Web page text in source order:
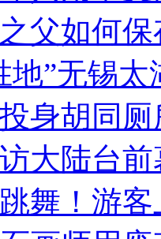
父如何
地”无锡
身胡同
大陆台
舞！游客